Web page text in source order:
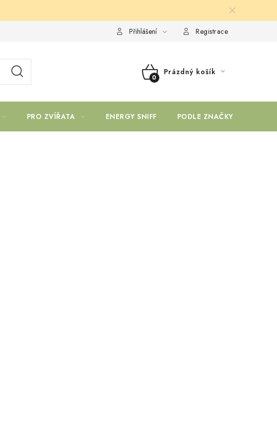
Přihlášení Registrace
NÁKUPNÍ
Prázdný košík
PRO ZVÍŘATA ENERGY SNIFF PODLE ZNAČKY